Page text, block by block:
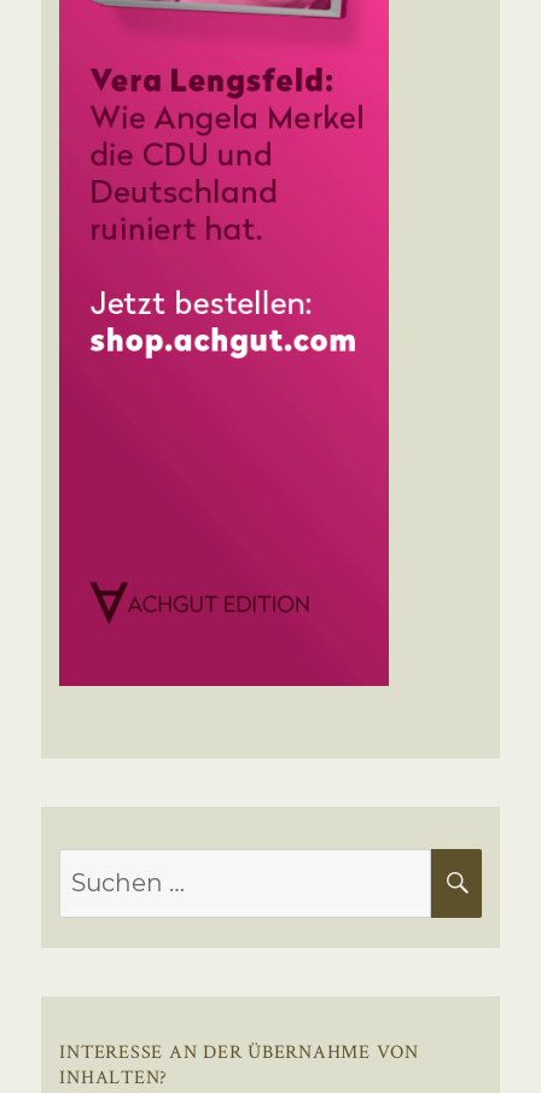
Suchen
nach:
INTERESSE AN DER ÜBERNAHME VON
INHALTEN?